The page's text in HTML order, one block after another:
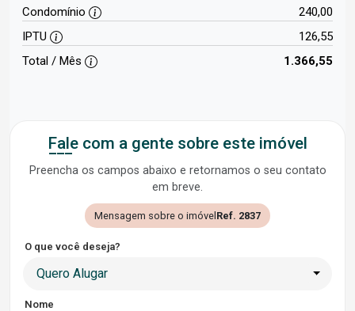
Condomínio
240,00
IPTU
126,55
Total / Mês
1.366,55
Fale com a gente sobre este imóvel
Preencha os campos abaixo e retornamos o seu contato
em breve.
Mensagem sobre o imóvelRef. 2837
O que você deseja?
Quero Alugar
Nome